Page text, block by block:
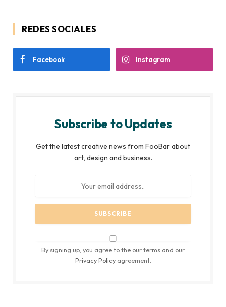
REDES SOCIALES
Facebook Instagram
Subscribe to Updates
Get the latest creative news from FooBar about
art, design and business.
By signing up, you agree to the our terms and our
Privacy Policyagreement.